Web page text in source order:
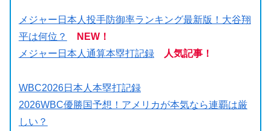
メジャー日本人投手防御率ランキング最新版！大谷翔
平は何位？
NEW！
メジャー日本人通算本塁打記録
人気記事！
WBC2026日本人本塁打記録
2026WBC優勝国予想！アメリカが本気なら連覇は厳
しい？